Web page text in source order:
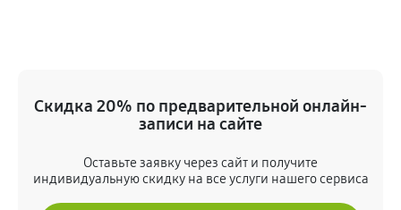
680 руб 60 минут
Установка драйверов Windows
410 руб 60 минут
Скидка 20% по предварительной онлайн-
записи на сайте
Оставьте заявку через сайт и получите
индивидуальную скидку на все услуги нашего сервиса